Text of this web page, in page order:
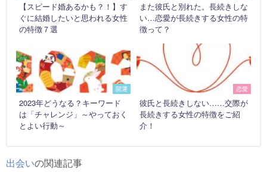
【スピード婚あるかも？！】す
ぐに結婚したいと思われる女性
の特徴７選
また彼氏と別れた。長続きしな
い…恋愛が長続きする女性の特
徴って？
開運
2023年どうなる？キーワード
は「チャレンジ」～やっておく
とよい行動～
恋愛
彼氏と長続きしない……交際が
長続きする女性の特徴をご紹
介！
出会いの関連記事